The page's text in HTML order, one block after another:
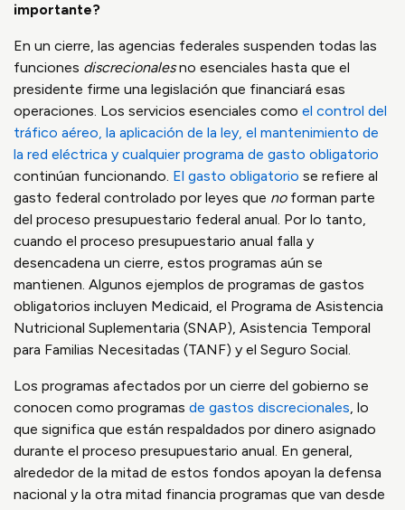
importante?
En un cierre, las agencias federales suspenden todas las
funciones discrecionalesno esenciales hasta que el
presidente firme una legislación que financiará esas
operaciones. Los servicios esenciales como el control del
tráfico aéreo, la aplicación de la ley, el mantenimiento de
la red eléctrica y cualquier programa de gasto obligatorio
continúan funcionando. El gasto obligatorio se refiere al
gasto federal controlado por leyes que noforman parte
del proceso presupuestario federal anual. Por lo tanto,
cuando el proceso presupuestario anual falla y
desencadena un cierre, estos programas aún se
mantienen. Algunos ejemplos de programas de gastos
obligatorios incluyen Medicaid, el Programa de Asistencia
Nutricional Suplementaria (SNAP), Asistencia Temporal
para Familias Necesitadas (TANF) y el Seguro Social.
Los programas afectados por un cierre del gobierno se
conocen como programas de gastos discrecionales, lo
que significa que están respaldados por dinero asignado
durante el proceso presupuestario anual. En general,
alrededor de la mitad de estos fondos apoyan la defensa
nacional y la otra mitad financia programas que van desde